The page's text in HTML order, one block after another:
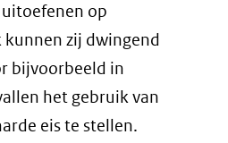
op
kunnen zij dwingend
bijvoorbeeld in
het gebruik van
eis te stellen.